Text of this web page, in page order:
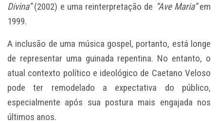
Divina”(2002) e uma reinterpretação de “Ave Maria”em
1999.
A inclusão de uma música gospel, portanto, está longe
de representar uma guinada repentina. No entanto, o
atual contexto político e ideológico de Caetano Veloso
pode ter remodelado a expectativa do público,
especialmente após sua postura mais engajada nos
últimos anos.